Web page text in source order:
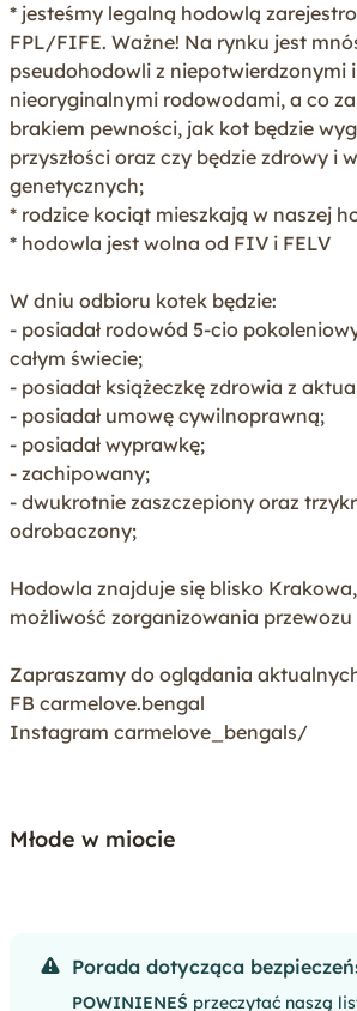
Data weryfikacji
18.08.2024
-co to
Dowiedź się
* jesteśmy legalną hodowlą
FPL/FIFE. Ważne! Na rynku jest
pseudohodowli z niepotwierdzonymi
nieoryginalnymi rodowodami, a co
brakiem pewności, jak kot będzie
przyszłości oraz czy będzie zdrowy i
genetycznych;
* rodzice kociąt mieszkają w naszej
* hodowla jest wolna od FIV i FELV
W dniu odbioru kotek będzie:
- posiadał rodowód 5-cio
całym świecie;
- posiadał książeczkę zdrowia z
- posiadał umowę cywilnoprawną;
- posiadał wyprawkę;
- zachipowany;
- dwukrotnie zaszczepiony oraz
odrobaczony;
Hodowla znajduje się blisko
możliwość zorganizowania przewozu
Zapraszamy do oglądania
FB carmelove.bengal
Instagram carmelove_bengals/
Młode w miocie
Porada dotycząca
POWINIENEŚ przeczytać naszą